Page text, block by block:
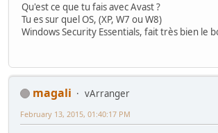
Qu'est ce que tu fais avec Avast ?
Tu es sur quel OS, (XP, W7 ou W8)
Windows Security Essentials, fait très bien le
magali
vArranger
February 13, 2015, 01:40:17 PM